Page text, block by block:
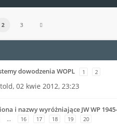
2 3
dowodzenia WOPL 1 2
02 kwie 2012, 23:23
i nazwy wyróżniające JW WP
… 16 17 18 19 20